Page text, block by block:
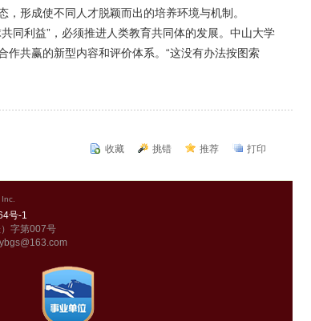
形成使不同人才脱颖而出的培养环境与机制。
同利益”，必须推进人类教育共同体的发展。中山大学
共赢的新型内容和评价体系。“这没有办法按图索
收藏 挑错 推荐 打印
Inc.
号-1
字第007号